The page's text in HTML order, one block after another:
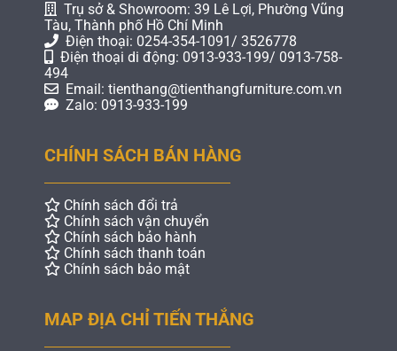
Trụ sở & Showroom: 39 Lê Lợi, Phường Vũng
Tàu, Thành phố Hồ Chí Minh
Điện thoại: 0254-354-1091/ 3526778
Điện thoại di động: 0913-933-199/ 0913-758-
494
Email: tienthang@tienthangfurniture.com.vn
Zalo: 0913-933-199
CHÍNH SÁCH BÁN HÀNG
Chính sách đổi trả
Chính sách vận chuyển
Chính sách bảo hành
Chính sách thanh toán
Chính sách bảo mật
MAP ĐỊA CHỈ TIẾN THẮNG